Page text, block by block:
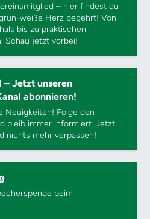
– hier findest du
weiße Herz begehrt! Von
bis zu praktischen
Schau jetzt vorbei!
– Jetzt unseren
abonnieren!
Neuigkeiten! Folge den
bleib immer informiert. Jetzt
nichts mehr verpassen!
beim